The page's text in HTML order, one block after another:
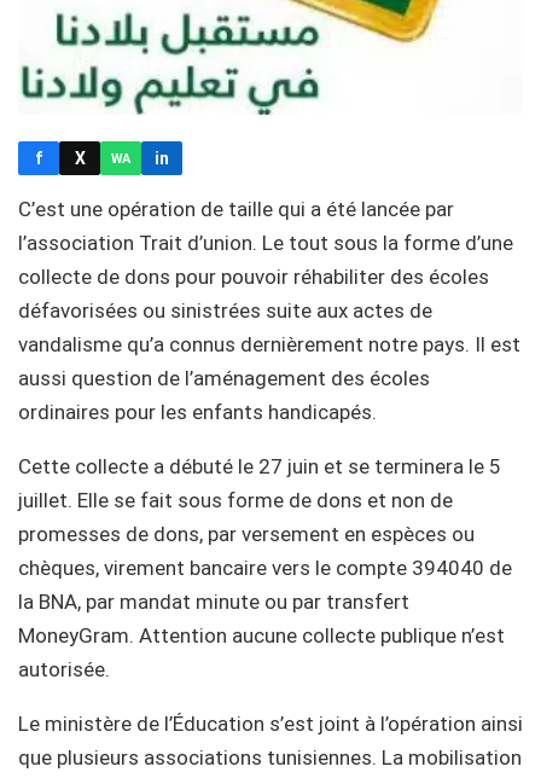
f X WA in
C’est une opération de taille qui a été lancée par
l’association Trait d’union. Le tout sous la forme d’une
collecte de dons pour pouvoir réhabiliter des écoles
défavorisées ou sinistrées suite aux actes de
vandalisme qu’a connus dernièrement notre pays. Il est
aussi question de l’aménagement des écoles
ordinaires pour les enfants handicapés.
Cette collecte a débuté le 27 juin et se terminera le 5
juillet. Elle se fait sous forme de dons et non de
promesses de dons, par versement en espèces ou
chèques, virement bancaire vers le compte 394040 de
la BNA, par mandat minute ou par transfert
MoneyGram. Attention aucune collecte publique n’est
autorisée.
Le ministère de l’Éducation s’est joint à l’opération ainsi
que plusieurs associations tunisiennes. La mobilisation